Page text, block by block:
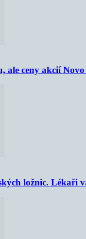
ale ceny akcií
ložnic. Lékaři